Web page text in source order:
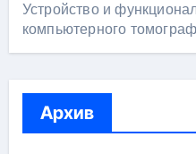
Устройство и
компьютерного
Архив